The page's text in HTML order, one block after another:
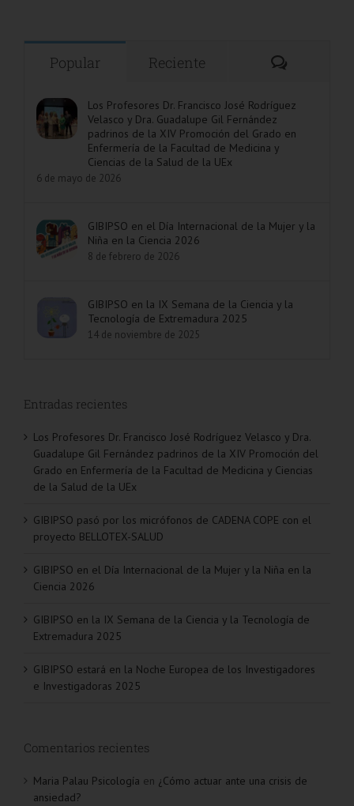
Popular Reciente
Los Profesores Dr. Francisco José Rodríguez
Velasco y Dra. Guadalupe Gil Fernández
padrinos de la XIV Promoción del Grado en
Enfermería de la Facultad de Medicina y
Ciencias de la Salud de la UEx
6 de mayo de 2026
GIBIPSO en el Día Internacional de la Mujer y la
Niña en la Ciencia 2026
8 de febrero de 2026
GIBIPSO en la IX Semana de la Ciencia y la
Tecnología de Extremadura 2025
14 de noviembre de 2025
Entradas recientes
Los Profesores Dr. Francisco José Rodríguez Velasco y Dra.
Guadalupe Gil Fernández padrinos de la XIV Promoción del
Grado en Enfermería de la Facultad de Medicina y Ciencias
de la Salud de la UEx
GIBIPSO pasó por los micrófonos de CADENA COPE con el
proyecto BELLOTEX-SALUD
GIBIPSO en el Día Internacional de la Mujer y la Niña en la
Ciencia 2026
GIBIPSO en la IX Semana de la Ciencia y la Tecnología de
Extremadura 2025
GIBIPSO estará en la Noche Europea de los Investigadores
e Investigadoras 2025
Comentarios recientes
Maria Palau Psicología en ¿Cómo actuar ante una crisis de
ansiedad?